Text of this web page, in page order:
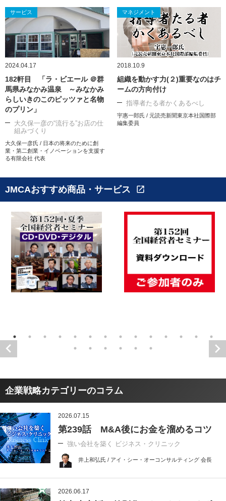
サービス
2024.04.17
182軒目 「ラ・ビエール ＠群
馬県みなかみ温泉 ～みなかみ
らしいきのこのピッツァと名物
のプリン」
大久保一彦の“流行る”お店の仕
組みづくり
大久保一彦氏 / 日本の将来のために創
業・第二創業・イノベーションを支援す
る有限会社 代表
マネジメント
2018.10.9
組織を動かす力(２)重要なのはチ
ームの方向付け
指導者たる者かくあるべし
宇惠一郎氏 / 元読売新聞東京本社国際部
編集委員
JMCAおすすめ商品・サービス open_in_new
企業戦略カテゴリーのコラム
2026.07.15
第239話 M&A後にお金を溜めるコツ
強い会社を築く ビジネス・クリニック
井上和弘氏 / アイ・シー・オーコンサルティング 会長
2026.06.17